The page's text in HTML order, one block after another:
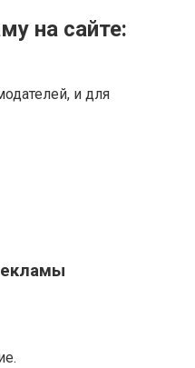
на сайте:
и для